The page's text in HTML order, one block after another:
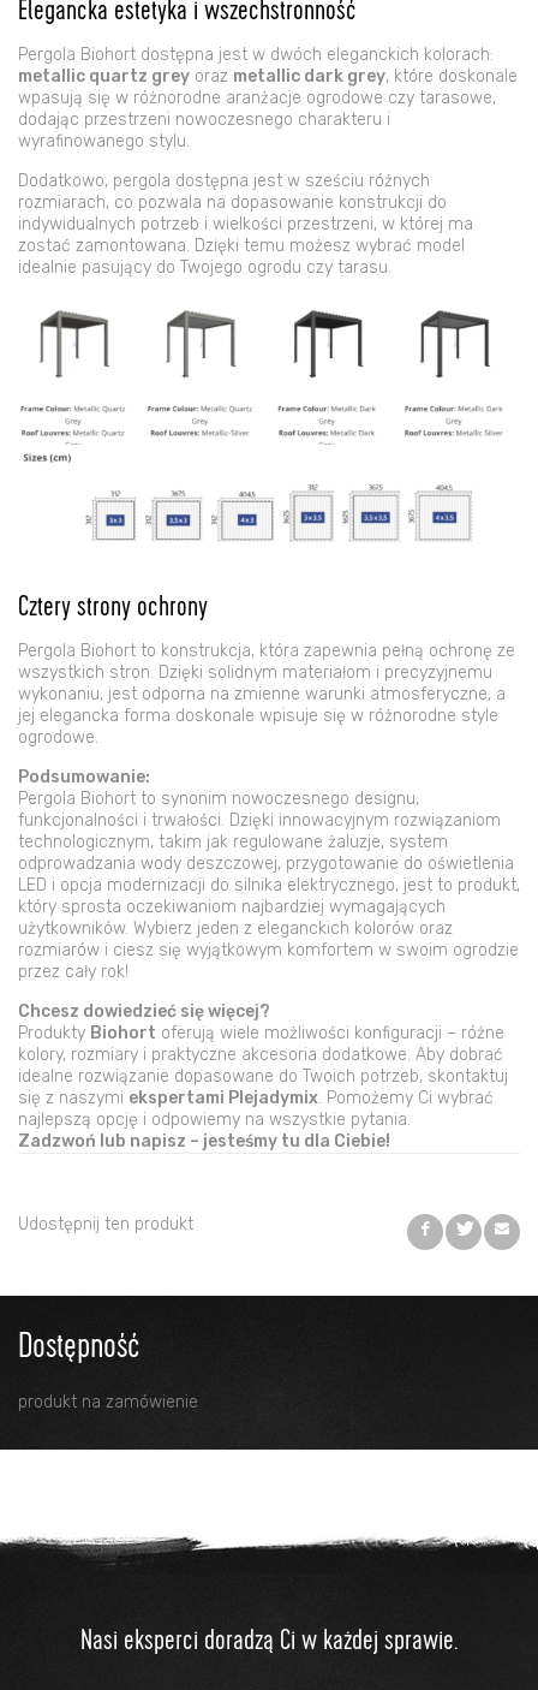
Elegancka estetyka i wszechstronność
Pergola Biohort dostępna jest w dwóch eleganckich kolorach:
metallic quartz grey oraz metallic dark grey, które doskonale
wpasują się w różnorodne aranżacje ogrodowe czy tarasowe,
dodając przestrzeni nowoczesnego charakteru i
wyrafinowanego stylu.
Dodatkowo, pergola dostępna jest w sześciu różnych
rozmiarach, co pozwala na dopasowanie konstrukcji do
indywidualnych potrzeb i wielkości przestrzeni, w której ma
zostać zamontowana. Dzięki temu możesz wybrać model
idealnie pasujący do Twojego ogrodu czy tarasu.
Cztery strony ochrony
Pergola Biohort to konstrukcja, która zapewnia pełną ochronę ze
wszystkich stron. Dzięki solidnym materiałom i precyzyjnemu
wykonaniu, jest odporna na zmienne warunki atmosferyczne, a
jej elegancka forma doskonale wpisuje się w różnorodne style
ogrodowe.
Podsumowanie:
Pergola Biohort to synonim nowoczesnego designu,
funkcjonalności i trwałości. Dzięki innowacyjnym rozwiązaniom
technologicznym, takim jak regulowane żaluzje, system
odprowadzania wody deszczowej, przygotowanie do oświetlenia
LED i opcja modernizacji do silnika elektrycznego, jest to produkt,
który sprosta oczekiwaniom najbardziej wymagających
użytkowników. Wybierz jeden z eleganckich kolorów oraz
rozmiarów i ciesz się wyjątkowym komfortem w swoim ogrodzie
przez cały rok!
Chcesz dowiedzieć się więcej?
Produkty Biohort oferują wiele możliwości konfiguracji – różne
kolory, rozmiary i praktyczne akcesoria dodatkowe. Aby dobrać
idealne rozwiązanie dopasowane do Twoich potrzeb, skontaktuj
się z naszymi ekspertami Plejadymix. Pomożemy Ci wybrać
najlepszą opcję i odpowiemy na wszystkie pytania.
Zadzwoń lub napisz – jesteśmy tu dla Ciebie!
Udostępnij ten produkt
Dostępność
produkt na zamówienie
Nasi eksperci doradzą Ci w każdej sprawie.